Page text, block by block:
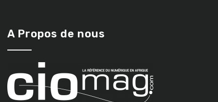
A Propos de nous